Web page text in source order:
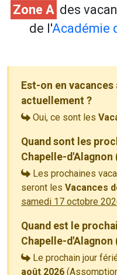
Zone A des
de l'Académie
Est-on en
actuellement ?
Oui, ce sont les
Quand sont les
Chapelle-d'Alagnon
Les prochaines
seront les Vacances
samedi 17 octobre
Quand est le
Chapelle-d'Alagnon
Le prochain jour
août 2026